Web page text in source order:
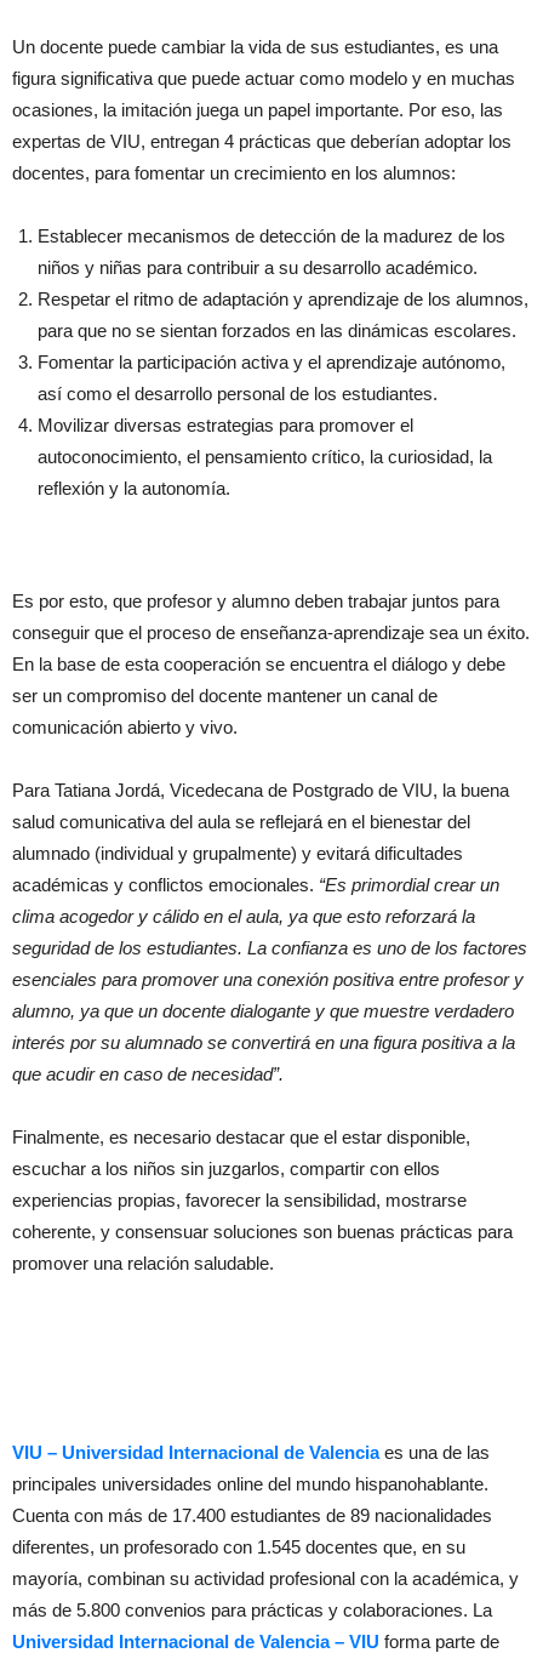
Un docente puede cambiar la vida de sus estudiantes, es una
figura significativa que puede actuar como modelo y en muchas
ocasiones, la imitación juega un papel importante. Por eso, las
expertas de VIU, entregan 4 prácticas que deberían adoptar los
docentes, para fomentar un crecimiento en los alumnos:
Establecer mecanismos de detección de la madurez de los
niños y niñas para contribuir a su desarrollo académico.
Respetar el ritmo de adaptación y aprendizaje de los alumnos,
para que no se sientan forzados en las dinámicas escolares.
Fomentar la participación activa y el aprendizaje autónomo,
así como el desarrollo personal de los estudiantes.
Movilizar diversas estrategias para promover el
autoconocimiento, el pensamiento crítico, la curiosidad, la
reflexión y la autonomía.
Es por esto, que profesor y alumno deben trabajar juntos para
conseguir que el proceso de enseñanza-aprendizaje sea un éxito.
En la base de esta cooperación se encuentra el diálogo y debe
ser un compromiso del docente mantener un canal de
comunicación abierto y vivo.
Para Tatiana Jordá, Vicedecana de Postgrado de VIU, la buena
salud comunicativa del aula se reflejará en el bienestar del
alumnado (individual y grupalmente) y evitará dificultades
académicas y conflictos emocionales. “Es primordial crear un
clima acogedor y cálido en el aula, ya que esto reforzará la
seguridad de los estudiantes. La confianza es uno de los factores
esenciales para promover una conexión positiva entre profesor y
alumno, ya que un docente dialogante y que muestre verdadero
interés por su alumnado se convertirá en una figura positiva a la
que acudir en caso de necesidad”.
Finalmente, es necesario destacar que el estar disponible,
escuchar a los niños sin juzgarlos, compartir con ellos
experiencias propias, favorecer la sensibilidad, mostrarse
coherente, y consensuar soluciones son buenas prácticas para
promover una relación saludable.
VIU – Universidad Internacional de Valenciaes una de las
principales universidades online del mundo hispanohablante.
Cuenta con más de 17.400 estudiantes de 89 nacionalidades
diferentes, un profesorado con 1.545 docentes que, en su
mayoría, combinan su actividad profesional con la académica, y
más de 5.800 convenios para prácticas y colaboraciones. La
Universidad Internacional de Valencia – VIU forma parte de